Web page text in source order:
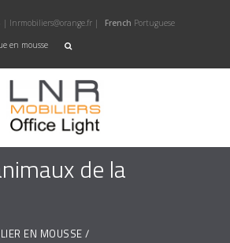
| lnrmobiliers@orange.fr | French Portuguese
en mousse
de la
EN MOUSSE